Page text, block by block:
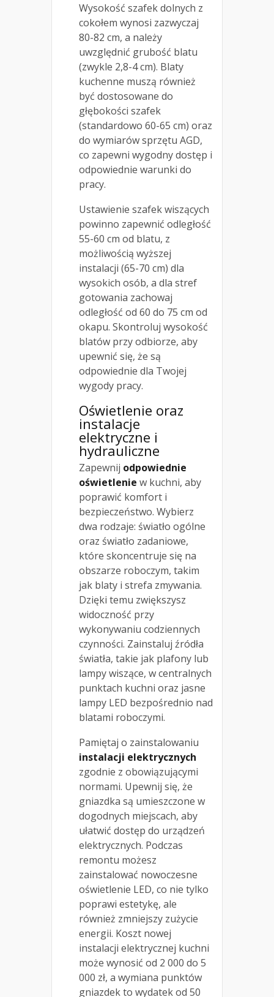
Wysokość szafek dolnych z
cokołem wynosi zazwyczaj
80-82 cm, a należy
uwzględnić grubość blatu
(zwykle 2,8-4 cm). Blaty
kuchenne muszą również
być dostosowane do
głębokości szafek
(standardowo 60-65 cm) oraz
do wymiarów sprzętu AGD,
co zapewni wygodny dostęp i
odpowiednie warunki do
pracy.
Ustawienie szafek wiszących
powinno zapewnić odległość
55-60 cm od blatu, z
możliwością wyższej
instalacji (65-70 cm) dla
wysokich osób, a dla stref
gotowania zachowaj
odległość od 60 do 75 cm od
okapu. Skontroluj wysokość
blatów przy odbiorze, aby
upewnić się, że są
odpowiednie dla Twojej
wygody pracy.
Oświetlenie oraz
instalacje
elektryczne i
hydrauliczne
Zapewnij odpowiednie
oświetlenie w kuchni, aby
poprawić komfort i
bezpieczeństwo. Wybierz
dwa rodzaje: światło ogólne
oraz światło zadaniowe,
które skoncentruje się na
obszarze roboczym, takim
jak blaty i strefa zmywania.
Dzięki temu zwiększysz
widoczność przy
wykonywaniu codziennych
czynności. Zainstaluj źródła
światła, takie jak plafony lub
lampy wiszące, w centralnych
punktach kuchni oraz jasne
lampy LED bezpośrednio nad
blatami roboczymi.
Pamiętaj o zainstalowaniu
instalacji elektrycznych
zgodnie z obowiązującymi
normami. Upewnij się, że
gniazdka są umieszczone w
dogodnych miejscach, aby
ułatwić dostęp do urządzeń
elektrycznych. Podczas
remontu możesz
zainstalować nowoczesne
oświetlenie LED, co nie tylko
poprawi estetykę, ale
również zmniejszy zużycie
energii. Koszt nowej
instalacji elektrycznej kuchni
może wynosić od 2 000 do 5
000 zł, a wymiana punktów
gniazdek to wydatek od 50